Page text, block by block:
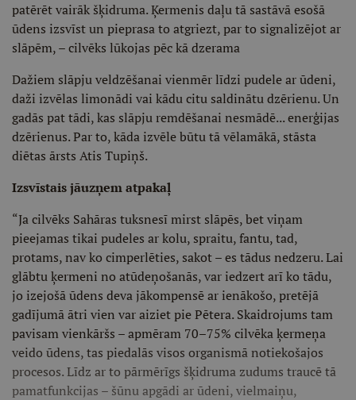
patērēt vairāk šķidruma. Ķermenis daļu tā sastāvā esošā
ūdens izsvīst un pieprasa to atgriezt, par to signalizējot ar
slāpēm, – cilvēks lūkojas pēc kā dzerama
Dažiem slāpju veldzēšanai vien­mēr līdzi pudele ar ūdeni,
daži izvēlas limonādi vai kādu citu saldinātu dzērienu. Un
gadās pat tādi, kas slāpju remdēšanai nesmādē... enerģijas
dzērienus. Par to, kāda izvē­le būtu tā vēlamākā, stāsta
diētas ārsts Atis Tupiņš.
Izsvīstais jāuzņem atpakaļ
“Ja cilvēks Sahāras tuksnesī mirst slāpēs, bet viņam
pieejamas tikai pu­deles ar kolu, spraitu, fantu, tad,
protams, nav ko cimperlēties, sakot – es tādus nedzeru. Lai
glābtu ķermeni no atūdeņošanās, var iedzert arī ko tādu,
jo izejošā ūdens deva jākompensē ar ienākošo, pretējā
gadījumā ātri vien var aiziet pie Pētera. Skaidrojums tam
pavisam vienkāršs – apmēram 70–75% cilvēka ķermeņa
veido ūdens, tas piedalās visos organismā notie­košajos
procesos. Līdz ar to pārmē­rīgs šķidruma zudums traucē tā
pa­matfunkcijas – šūnu apgādi ar ūdeni, vielmaiņu,